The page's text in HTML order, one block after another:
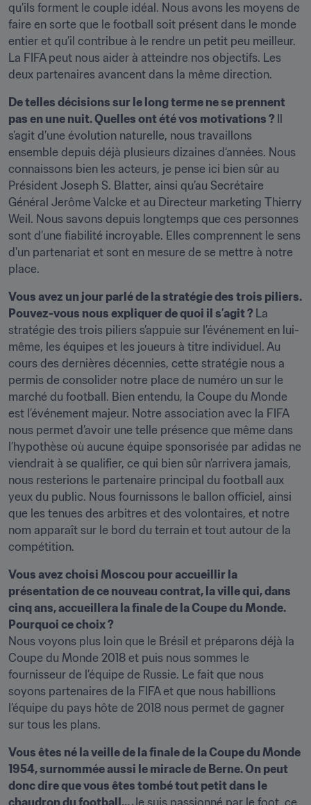
qu’ils forment le couple idéal. Nous avons les moyens de
faire en sorte que le football soit présent dans le monde
entier et qu’il contribue à le rendre un petit peu meilleur.
La FIFA peut nous aider à atteindre nos objectifs. Les
deux partenaires avancent dans la même direction.
De telles décisions sur le long terme ne se prennent
pas en une nuit. Quelles ont été vos motivations ?
s’agit d’une évolution naturelle, nous travaillons
ensemble depuis déjà plusieurs dizaines d‘années. Nous
connaissons bien les acteurs, je pense ici bien sûr au
Président Joseph S. Blatter, ainsi qu’au Secrétaire
Général Jerôme Valcke et au Directeur marketing Thierry
Weil. Nous savons depuis longtemps que ces personnes
sont d’une fiabilité incroyable. Elles comprennent le sens
d'un partenariat et sont en mesure de se mettre à notre
place.
Vous avez un jour parlé de la stratégie des trois piliers.
Pouvez-vous nous expliquer de quoi il s’agit ? La
stratégie des trois piliers s’appuie sur l’événement en lui-
même, les équipes et les joueurs à titre individuel. Au
cours des dernières décennies, cette stratégie nous a
permis de consolider notre place de numéro un sur le
marché du football. Bien entendu, la Coupe du Monde
est l’événement majeur. Notre association avec la FIFA
nous permet d’avoir une telle présence que même dans
l’hypothèse où aucune équipe sponsorisée par adidas ne
viendrait à se qualifier, ce qui bien sûr n’arrivera jamais,
nous resterions le partenaire principal du football aux
yeux du public. Nous fournissons le ballon officiel, ainsi
que les tenues des arbitres et des volontaires, et notre
nom apparaît sur le bord du terrain et tout autour de la
compétition.
Vous avez choisi Moscou pour accueillir la
présentation de ce nouveau contrat, la ville qui, dans
cinq ans, accueillera la finale de la Coupe du Monde.
Pourquoi ce choix ?
Nous voyons plus loin que le Brésil et préparons déjà la
Coupe du Monde 2018 et puis nous sommes le
fournisseur de l’équipe de Russie. Le fait que nous
soyons partenaires de la FIFA et que nous habillions
l’équipe du pays hôte de 2018 nous permet de gagner
sur tous les plans.
Vous êtes né la veille de la finale de la Coupe du Monde
1954, surnommée aussi le miracle de Berne. On peut
donc dire que vous êtes tombé tout petit dans le
chaudron du football... Je suis passionné par le foot, ce